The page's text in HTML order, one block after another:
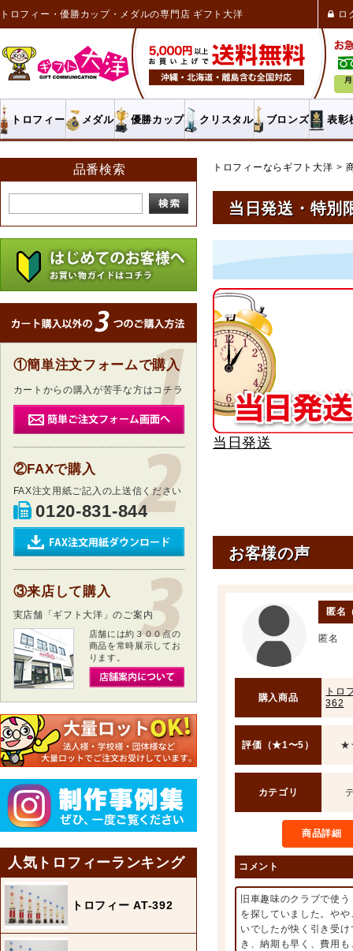
トロフィー・優勝カップ・メダルの専門店 ギフト大洋 ロ
トロフィー メダル 優勝カップ クリスタル ブロンズ 表彰
トロフィーならギフト大洋
当日発送・特別
当日発送
お客様の声
匿名
匿名
購入商品
トロ
362
評価（★1〜5）
カテゴリ
商品詳細
コメント
旧車趣味のクラブで使
を探していました。や
いでしたが快く引き受け
き、納期も早く、費用
品番検索
①簡単注文フォームで購入
カートからの購入が苦手な方はコチラ
②FAXで購入
FAX注文用紙ご記入の上送信ください
0120-831-844
③来店して購入
実店舗「ギフト大洋」のご案内
店舗には約３００点の
商品を常時展示してお
ります。
人気トロフィーランキング
トロフィー AT-392